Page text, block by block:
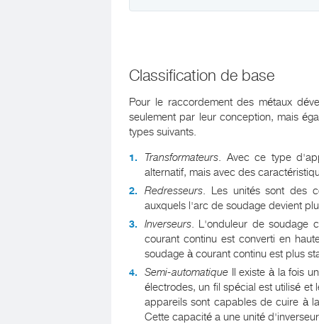
Classification de base
Pour le raccordement des métaux
seulement par leur conception, mais
types suivants.
Transformateurs. Avec ce type
alternatif, mais avec des
Redresseurs. Les unités sont des
auxquels l'arc de soudage devient
Inverseurs. L'onduleur de soudage
courant continu est converti en
soudage à courant continu est plus
Semi-automatique Il existe à la fois
électrodes, un fil spécial est utilisé et
appareils sont capables de cuire à
Cette capacité a une unité